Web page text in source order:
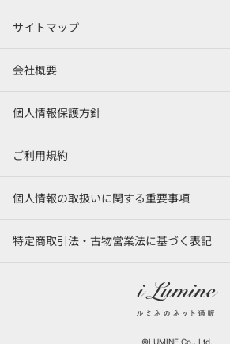
サイトマップ
会社概要
個人情報保護方針
ご利用規約
個人情報の取扱いに関する重要事項
特定商取引法・古物営業法に基づく表記
©LUMINE Co., Ltd.